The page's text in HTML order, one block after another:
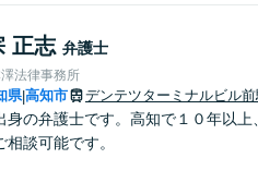
正志 弁護士
法律事務所
県|高知市 デンテツターミナルビル前
身の弁護士です。高知で１０年以
相談可能です。